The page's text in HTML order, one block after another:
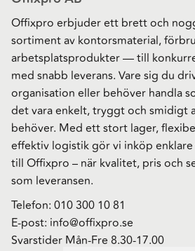
Offixpro erbjuder ett brett och
sortiment av kontorsmaterial,
arbetsplatsprodukter — till
med snabb leverans. Vare sig du
organisation eller behöver handla
det vara enkelt, tryggt och smidigt
behöver. Med ett stort lager,
effektiv logistik gör vi inköp
till Offixpro – när kvalitet, pris och
som leveransen.
Telefon: 010 300 10 81
E-post: info@offixpro.se
Svarstider Mån-Fre 8.30-17.00